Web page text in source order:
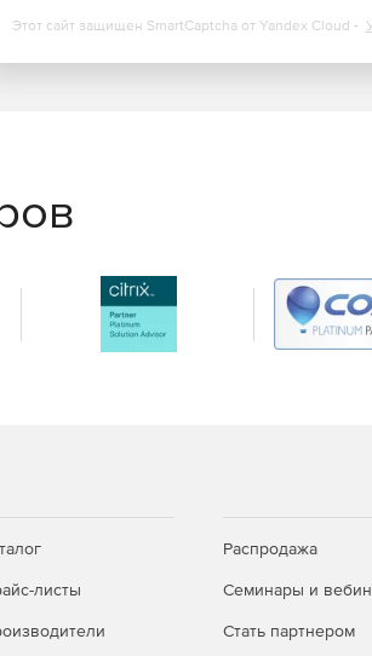
агентов, автономная работа агентов без
CLI.
снимков; для Windows — автоматическое
Этот сайт защищен SmartCaptcha от Yandex Cloud -
листы
Распродажа
Семинары и
Стать партнером